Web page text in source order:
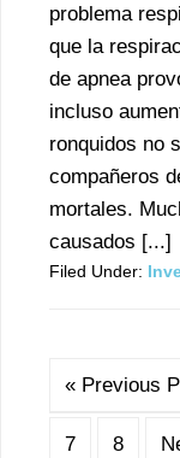
problema
que la
de apnea
incluso
ronquidos no
compañeros
mortales.
causados [...]
Filed Under:
« Previous
7 8